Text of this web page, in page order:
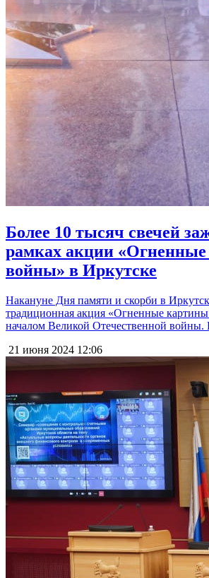
Более 10 тысяч свечей
рамках акции
войны» в Иркутске
Накануне Дня памяти и скорби в
традиционная акция «Огненные
началом Великой Отечественной
21 июня 2024 12:06